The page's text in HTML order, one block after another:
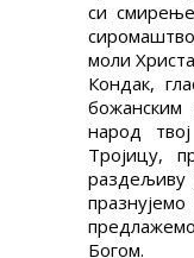
си
моли
Кондак,
народ
Тројицу,
Богом.